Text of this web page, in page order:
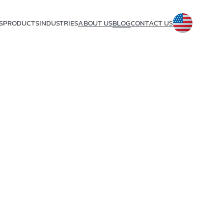
PRODUCTSINDUSTRIESABOUT USBLOGCONTACT US